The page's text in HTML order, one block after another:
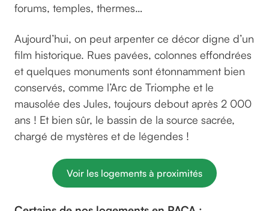
forums, temples, thermes…
Aujourd’hui, on peut arpenter ce décor digne d’un
film historique. Rues pavées, colonnes effondrées
et quelques monuments sont étonnamment bien
conservés, comme l’Arc de Triomphe et le
mausolée des Jules, toujours debout après 2 000
ans ! Et bien sûr, le bassin de la source sacrée,
chargé de mystères et de légendes !
Voir les logements à proximités